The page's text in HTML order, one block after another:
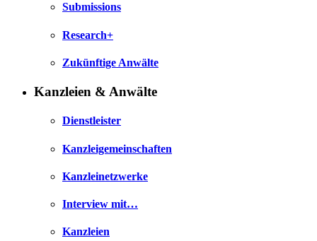
Submissions
Research+
Zukünftige Anwälte
Kanzleien & Anwälte
Dienstleister
Kanzleigemeinschaften
Kanzleinetzwerke
Interview mit…
Kanzleien